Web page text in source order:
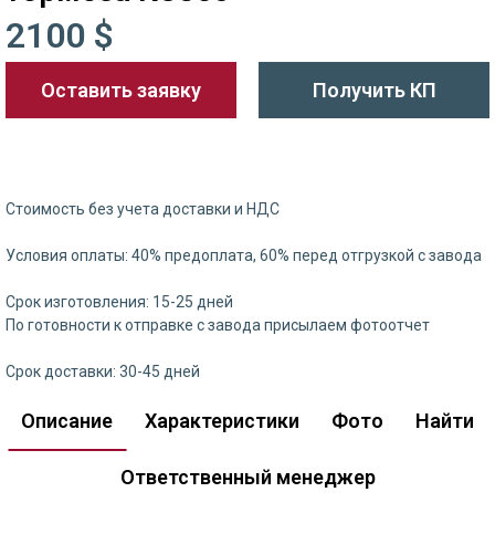
2100 $
Оставить заявку Получить КП
Стоимость без учета доставки и НДС
Условия оплаты: 40% предоплата, 60% перед отгрузкой с завода
Срок изготовления: 15-25 дней
По готовности к отправке с завода присылаем фотоотчет
Срок доставки: 30-45 дней
Описание Характеристики Фото Найти
Ответственный менеджер